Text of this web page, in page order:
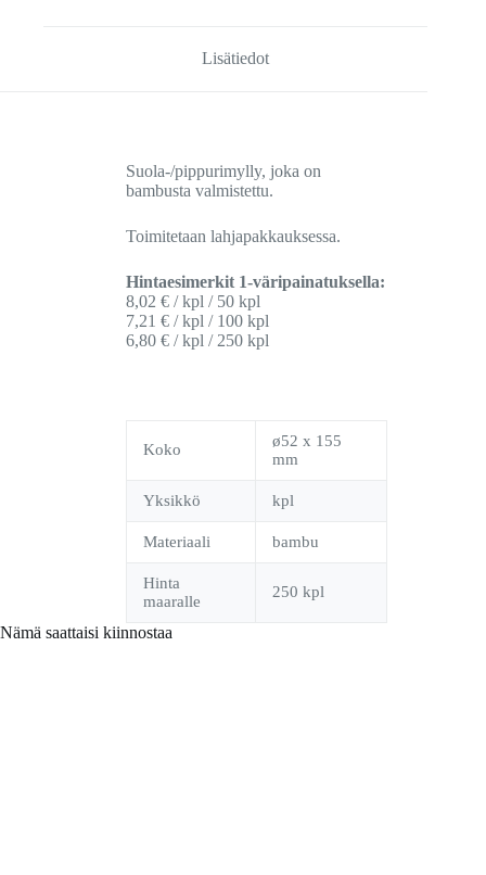
Lisätiedot
Suola-/pippurimylly, joka on
bambusta valmistettu.
Toimitetaan lahjapakkauksessa.
Hintaesimerkit 1-väripainatuksella:
8,02 € / kpl / 50 kpl
7,21 € / kpl / 100 kpl
6,80 € / kpl / 250 kpl
Koko
ø52 x 155
mm
Yksikkö kpl
Materiaali bambu
Hinta
maaralle
250 kpl
Nämä saattaisi kiinnostaa